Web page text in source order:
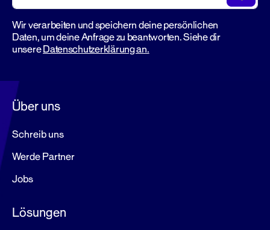
Wir verarbeiten und speichern deine persönlichen
Daten, um deine Anfrage zu beantworten. Siehe dir
unsereDatenschutzerklärung an.
Über uns
Schreib uns
Werde Partner
Jobs
Lösungen